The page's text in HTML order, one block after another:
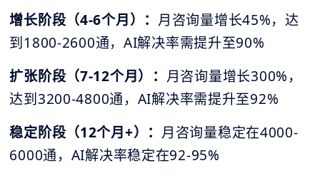
增长阶段（4-6个月）： 月咨询量增长45%，达
到1800-2600通，AI解决率需提升至90%
扩张阶段（7-12个月）： 月咨询量增长300%，
达到3200-4800通，AI解决率需提升至92%
稳定阶段（12个月+）： 月咨询量稳定在4000-
6000通，AI解决率稳定在92-95%